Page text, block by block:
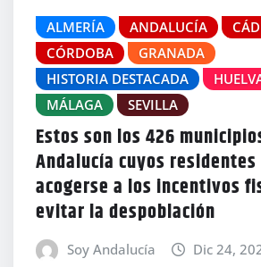
ALMERÍA ANDALUCÍA
CÓRDOBA
GRANADA
HISTORIA DESTACADA
MÁLAGA
SEVILLA
Estos son los 426
Andalucía cuyos
acogerse a los incentivos
evitar la despoblación
Soy Andalucía Dic 24,